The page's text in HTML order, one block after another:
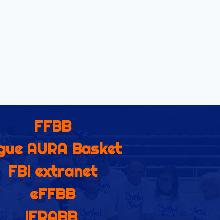
FFBB
AURA Basket
FBI extranet
eFFBB